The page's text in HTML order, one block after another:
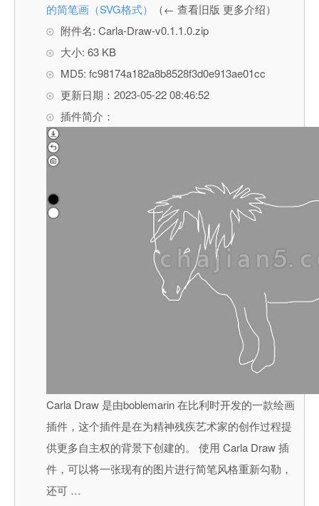
的简笔画（SVG格式）
（← 查看旧版 更多介绍）
附件名: Carla-Draw-v0.1.1.0.zip
大小: 63 KB
MD5: fc98174a182a8b8528f3d0e913ae01cc
更新日期：2023-05-22 08:46:52
插件简介：
Carla Draw 是由boblemarin 在比利时开发的一款绘画
插件，这个插件是在为精神残疾艺术家的创作过程提
供更多自主权的背景下创建的。 使用 Carla Draw 插
件，可以将一张现有的图片进行简笔风格重新勾勒，
还可 …